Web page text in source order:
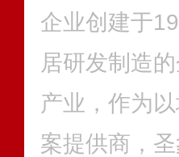
企业创建于
居研发制造
产业，作为
案提供商，